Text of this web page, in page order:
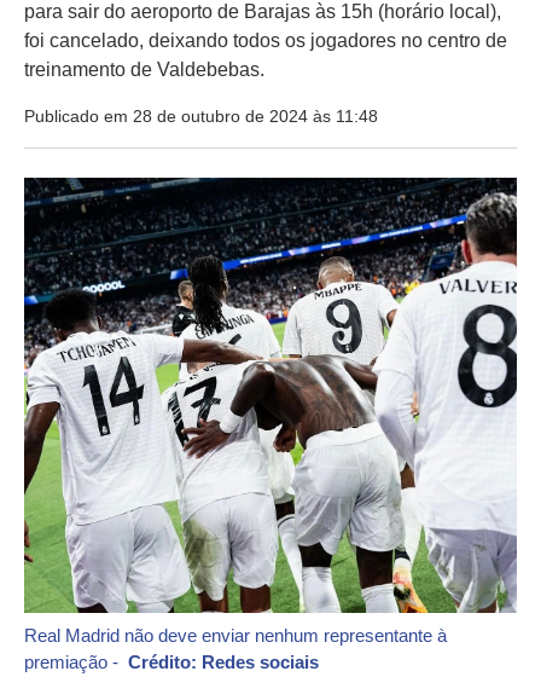
para sair do aeroporto de Barajas às 15h (horário local),
foi cancelado, deixando todos os jogadores no centro de
treinamento de Valdebebas.
Publicado em 28 de outubro de 2024 às 11:48
Real Madrid não deve enviar nenhum representante à
premiação - Crédito: Redes sociais